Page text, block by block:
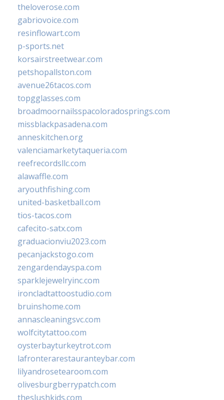
theloverose.com
gabriovoice.com
resinflowart.com
p-sports.net
korsairstreetwear.com
petshopallston.com
avenue26tacos.com
topgglasses.com
broadmoornailsspacoloradosprings.com
missblackpasadena.com
anneskitchen.org
valenciamarketytaqueria.com
reefrecordsllc.com
alawaffle.com
aryouthfishing.com
united-basketball.com
tios-tacos.com
cafecito-satx.com
graduacionviu2023.com
pecanjackstogo.com
zengardendayspa.com
sparklejewelryinc.com
ironcladtattoostudio.com
bruinshome.com
annascleaningsvc.com
wolfcitytattoo.com
oysterbayturkeytrot.com
lafronterarestauranteybar.com
lilyandrosetearoom.com
olivesburgberrypatch.com
theslushkids.com